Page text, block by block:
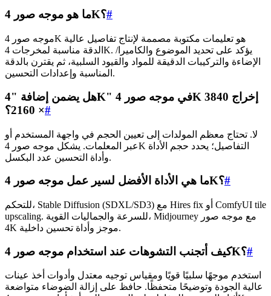
ما هو موجه صور 4K؟#
موجه صور 4K هو تعليمات مكتوبة مصممة لإنتاج تفاصيل عالية
الدقة مناسبة لمخرجات 4K. يؤكد على تحديد الموضوع والكاميرا/
الإضاءة والتركيبات الدقيقة للمواد والقيود السلبية، ثم يقترن بالدقة
المناسبة وإعدادات التحسين.
هل يضمن إضافة "4K" في موجه صور 4K إخراج 3840
× 2160؟#
لا. تحتاج معظم المولدات إلى تعيين الحجم في واجهة المستخدم أو
عبر المعلمات. يشكل موجه صور 4K التفاصيل؛ يحدد حجم الأداة
وأداة التحسين عدد البكسل.
ما هي الأداة الأفضل لسير عمل موجه صور 4K؟#
للتحكم، Stable Diffusion (SDXL/SD3) مع Hires fix أو ComfyUI tile
upscaling. للسرعة والجماليات القوية، Midjourney مع موجه صور
4K موجز وأداة تحسين داخلية.
كيف أتجنب التشوهات عند استخدام موجه صور 4K؟#
استخدم موجهًا سلبيًا قويًا ومقياس توجيه معتدل وأدوات أخذ عينات
عالية الجودة وتوضيحًا متحفظًا. حافظ على إزالة الضوضاء متواضعة